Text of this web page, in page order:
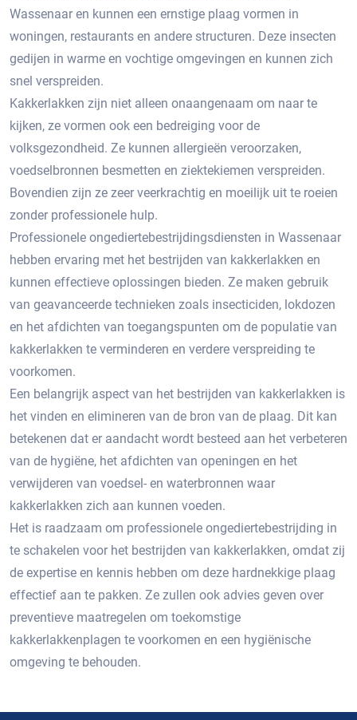
Wassenaar en kunnen een ernstige plaag vormen in
woningen, restaurants en andere structuren.​ Deze insecten
gedijen in warme en vochtige omgevingen en kunnen zich
snel verspreiden.​
Kakkerlakken zijn niet alleen onaangenaam om naar te
kijken, ze vormen ook een bedreiging voor de
volksgezondheid. Ze kunnen allergieën veroorzaken,
voedselbronnen besmetten en ziektekiemen verspreiden.​
Bovendien zijn ze zeer veerkrachtig en moeilijk uit te roeien
zonder professionele hulp.​
Professionele ongediertebestrijdingsdiensten in Wassenaar
hebben ervaring met het bestrijden van kakkerlakken en
kunnen effectieve oplossingen bieden.​ Ze maken gebruik
van geavanceerde technieken zoals insecticiden, lokdozen
en het afdichten van toegangspunten om de populatie van
kakkerlakken te verminderen en verdere verspreiding te
voorkomen.
Een belangrijk aspect van het bestrijden van kakkerlakken is
het vinden en elimineren van de bron van de plaag.​ Dit kan
betekenen dat er aandacht wordt besteed aan het verbeteren
van de hygiëne, het afdichten van openingen en het
verwijderen van voedsel- en waterbronnen waar
kakkerlakken zich aan kunnen voeden.​
Het is raadzaam om professionele ongediertebestrijding in
te schakelen voor het bestrijden van kakkerlakken, omdat zij
de expertise en kennis hebben om deze hardnekkige plaag
effectief aan te pakken. Ze zullen ook advies geven over
preventieve maatregelen om toekomstige
kakkerlakkenplagen te voorkomen en een hygiënische
omgeving te behouden.​